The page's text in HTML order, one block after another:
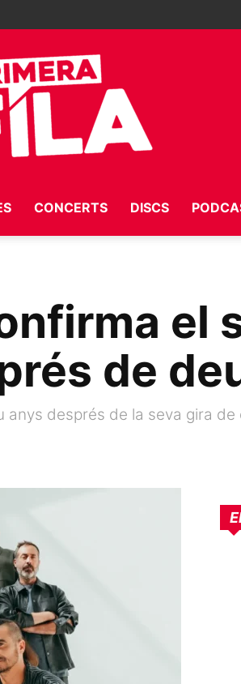
Fila
CONCERTS DISCS
el
de
després de la seva gira